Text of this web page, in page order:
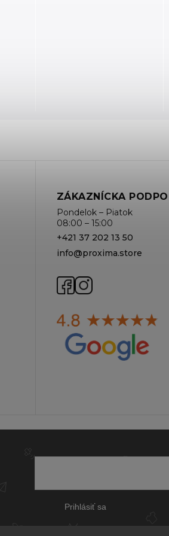
ZÁKAZNÍCKA
Pondelok – Piatok
08:00 – 15:00
+421 37 202 13 50
info@proxima.store
Prihlásiť sa